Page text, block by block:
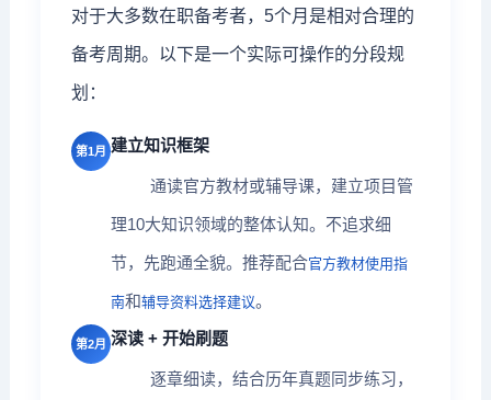
对于大多数在职备考者，5个月是相对合理的
备考周期。以下是一个实际可操作的分段规
划：
第1月 建立知识框架
通读官方教材或辅导课，建立项目管
理10大知识领域的整体认知。不追求细
节，先跑通全貌。推荐配合官方教材使用指
南和辅导资料选择建议。
第2月 深读 + 开始刷题
逐章细读，结合历年真题同步练习，